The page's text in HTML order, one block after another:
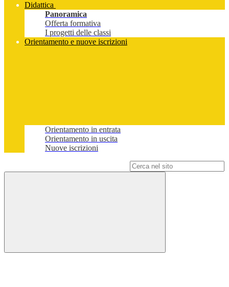
Didattica
Panoramica
Offerta formativa
I progetti delle classi
Orientamento e nuove iscrizioni
Orientamento in entrata
Orientamento in uscita
Nuove iscrizioni